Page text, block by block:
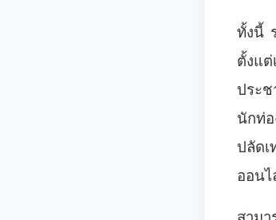
ทั้งนี้
ตั้งแต่
ประ
นักท่อ
ปลัดเ
ออนไ